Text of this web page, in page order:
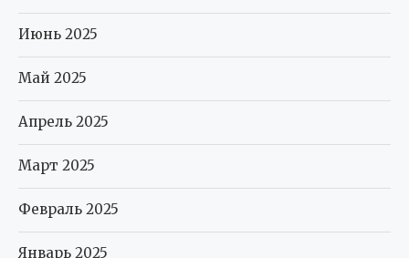
Июнь 2025
Май 2025
Апрель 2025
Март 2025
Февраль 2025
Январь 2025